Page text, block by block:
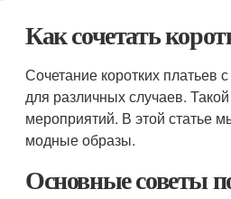
Как сочетать
Сочетание коротких
для различных случаев.
мероприятий. В этой статье
модные образы.
Основные советы